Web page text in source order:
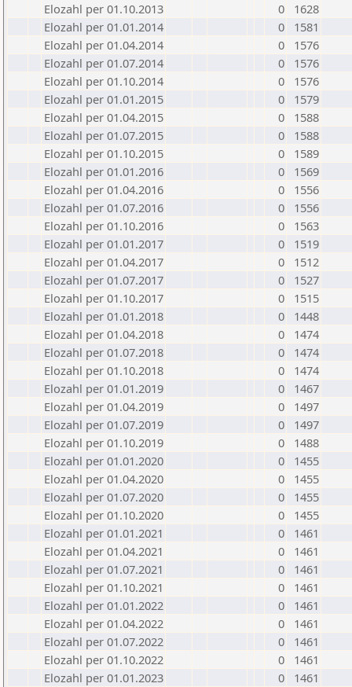
Elozahl per 01.10.2013
0
1628
Elozahl per 01.01.2014
0
1581
Elozahl per 01.04.2014
0
1576
Elozahl per 01.07.2014
0
1576
Elozahl per 01.10.2014
0
1576
Elozahl per 01.01.2015
0
1579
Elozahl per 01.04.2015
0
1588
Elozahl per 01.07.2015
0
1588
Elozahl per 01.10.2015
0
1589
Elozahl per 01.01.2016
0
1569
Elozahl per 01.04.2016
0
1556
Elozahl per 01.07.2016
0
1556
Elozahl per 01.10.2016
0
1563
Elozahl per 01.01.2017
0
1519
Elozahl per 01.04.2017
0
1512
Elozahl per 01.07.2017
0
1527
Elozahl per 01.10.2017
0
1515
Elozahl per 01.01.2018
0
1448
Elozahl per 01.04.2018
0
1474
Elozahl per 01.07.2018
0
1474
Elozahl per 01.10.2018
0
1474
Elozahl per 01.01.2019
0
1467
Elozahl per 01.04.2019
0
1497
Elozahl per 01.07.2019
0
1497
Elozahl per 01.10.2019
0
1488
Elozahl per 01.01.2020
0
1455
Elozahl per 01.04.2020
0
1455
Elozahl per 01.07.2020
0
1455
Elozahl per 01.10.2020
0
1455
Elozahl per 01.01.2021
0
1461
Elozahl per 01.04.2021
0
1461
Elozahl per 01.07.2021
0
1461
Elozahl per 01.10.2021
0
1461
Elozahl per 01.01.2022
0
1461
Elozahl per 01.04.2022
0
1461
Elozahl per 01.07.2022
0
1461
Elozahl per 01.10.2022
0
1461
Elozahl per 01.01.2023
0
1461